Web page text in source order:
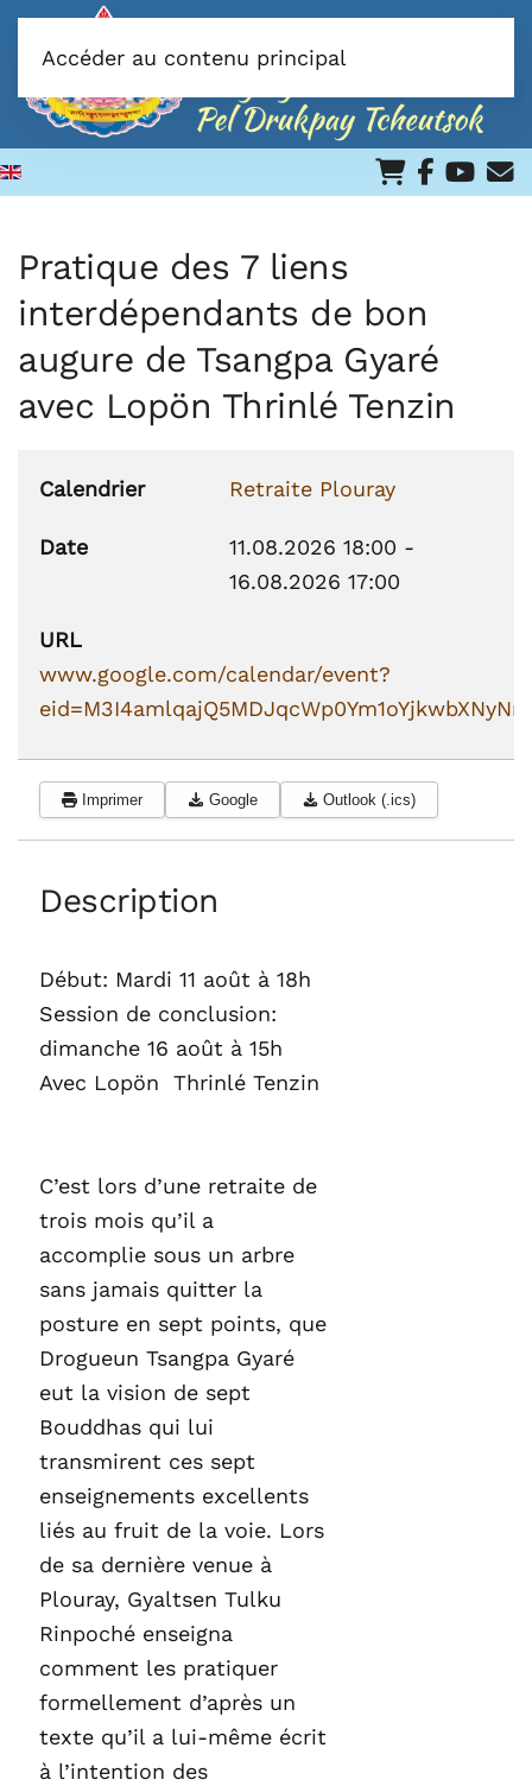
Accéder au contenu principal
Pratique des 7 liens
interdépendants de bon
augure de Tsangpa Gyaré
avec Lopön Thrinlé Tenzin
Calendrier Retraite Plouray
Date 11.08.2026 18:00 -
16.08.2026 17:00
URL
www.google.com/calendar/event?
Imprimer Google Outlook (.ics)
Description
Début: Mardi 11 août à 18h
Session de conclusion:
dimanche 16 août à 15h
Avec Lopön Thrinlé Tenzin
C’est lors d’une retraite de
trois mois qu’il a
accomplie sous un arbre
sans jamais quitter la
posture en sept points, que
Drogueun Tsangpa Gyaré
eut la vision de sept
Bouddhas qui lui
transmirent ces sept
enseignements excellents
liés au fruit de la voie. Lors
de sa dernière venue à
Plouray, Gyaltsen Tulku
Rinpoché enseigna
comment les pratiquer
formellement d’après un
texte qu’il a lui-même écrit
à l’intention des